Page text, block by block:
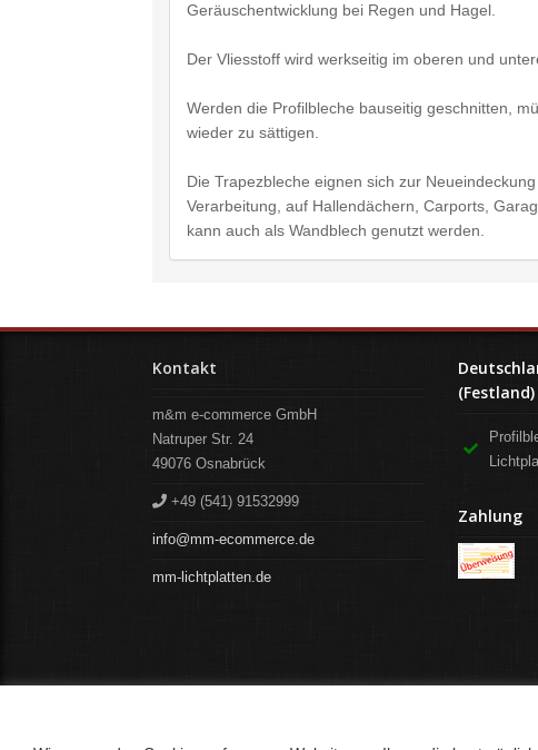
Geräuschentwicklung bei Regen und Hagel.
Der Vliesstoff wird werkseitig im oberen und
Werden die Profilbleche bauseitig geschnitten,
wieder zu sättigen.
Die Trapezbleche eignen sich zur
Verarbeitung, auf Hallendächern, Carports,
kann auch als Wandblech genutzt werden.
Kontakt
m&m e-commerce GmbH
Natruper Str. 24
49076 Osnabrück
+49 (541) 91532999
info@mm-ecommerce.de
mm-lichtplatten.de
(Festland)
Zahlung